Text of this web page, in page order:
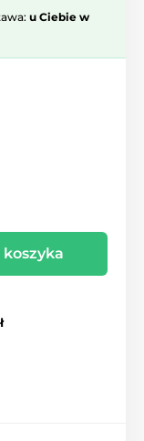
u Ciebie w